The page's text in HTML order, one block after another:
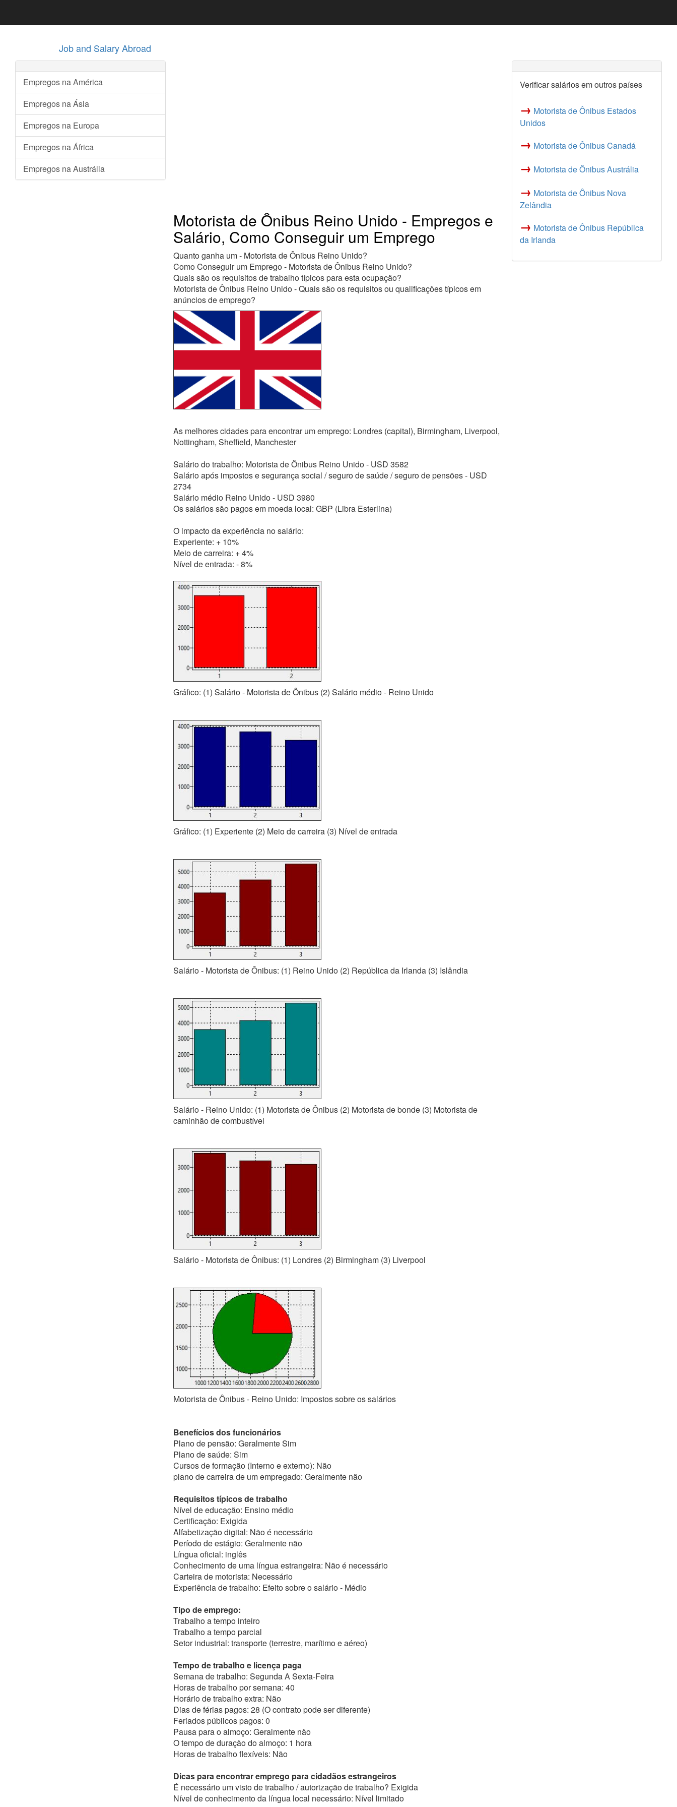
Job and Salary Abroad
Empregos na América
Empregos na Ásia
Empregos na Europa
Empregos na África
Empregos na Austrália
Motorista de Ônibus Reino Unido - Empregos e
Salário, Como Conseguir um Emprego
Quanto ganha um - Motorista de Ônibus Reino Unido?
Como Conseguir um Emprego - Motorista de Ônibus Reino Unido?
Quais são os requisitos de trabalho típicos para esta ocupação?
Motorista de Ônibus Reino Unido - Quais são os requisitos ou qualificações típicos em
anúncios de emprego?
As melhores cidades para encontrar um emprego: Londres (capital), Birmingham, Liverpool,
Nottingham, Sheffield, Manchester
Salário do trabalho: Motorista de Ônibus Reino Unido - USD 3582
Salário após impostos e segurança social / seguro de saúde / seguro de pensões - USD
2734
Salário médio Reino Unido - USD 3980
Os salários são pagos em moeda local: GBP (Libra Esterlina)
O impacto da experiência no salário:
Experiente: + 10%
Meio de carreira: + 4%
Nível de entrada: - 8%
Gráfico: (1) Salário - Motorista de Ônibus (2) Salário médio - Reino Unido
Gráfico: (1) Experiente (2) Meio de carreira (3) Nível de entrada
Salário - Motorista de Ônibus: (1) Reino Unido (2) República da Irlanda (3) Islândia
Salário - Reino Unido: (1) Motorista de Ônibus (2) Motorista de bonde (3) Motorista de
caminhão de combustível
Salário - Motorista de Ônibus: (1) Londres (2) Birmingham (3) Liverpool
Motorista de Ônibus - Reino Unido: Impostos sobre os salários
Benefícios dos funcionários
Plano de pensão: Geralmente Sim
Plano de saúde: Sim
Cursos de formação (Interno e externo): Não
plano de carreira de um empregado: Geralmente não
Requisitos típicos de trabalho
Nível de educação: Ensino médio
Certificação: Exigida
Alfabetização digital: Não é necessário
Período de estágio: Geralmente não
Língua oficial: inglês
Conhecimento de uma língua estrangeira: Não é necessário
Carteira de motorista: Necessário
Experiência de trabalho: Efeito sobre o salário - Médio
Tipo de emprego:
Trabalho a tempo inteiro
Trabalho a tempo parcial
Setor industrial: transporte (terrestre, marítimo e aéreo)
Tempo de trabalho e licença paga
Semana de trabalho: Segunda A Sexta-Feira
Horas de trabalho por semana: 40
Horário de trabalho extra: Não
Dias de férias pagos: 28 (O contrato pode ser diferente)
Feriados públicos pagos: 0
Pausa para o almoço: Geralmente não
O tempo de duração do almoço: 1 hora
Horas de trabalho flexíveis: Não
Dicas para encontrar emprego para cidadãos estrangeiros
É necessário um visto de trabalho / autorização de trabalho? Exigida
Nível de conhecimento da língua local necessário: Nível limitado
Verificar salários em outros países
→ Motorista de Ônibus Estados
Unidos
→ Motorista de Ônibus Canadá
→ Motorista de Ônibus Austrália
→ Motorista de Ônibus Nova
Zelândia
→ Motorista de Ônibus República
da Irlanda